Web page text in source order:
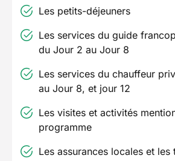
Les petits-déjeuners
Les services du guide
du Jour 2 au Jour 8
Les services du chauffeur
au Jour 8, et jour 12
Les visites et activités
programme
Les assurances locales et les